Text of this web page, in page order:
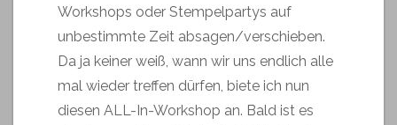
Workshops oder Stempelpartys auf
unbestimmte Zeit absagen/verschieben.
Da ja keiner weiß, wann wir uns endlich alle
mal wieder treffen dürfen, biete ich nun
diesen ALL-In-Workshop an. Bald ist es